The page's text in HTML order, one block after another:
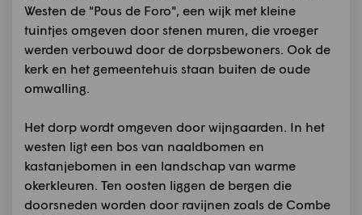
Westen de "Pous de Foro", een wijk met kleine
tuintjes omgeven door stenen muren, die vroeger
werden verbouwd door de dorpsbewoners. Ook de
kerk en het gemeentehuis staan buiten de oude
omwalling.
Het dorp wordt omgeven door wijngaarden. In het
westen ligt een bos van naaldbomen en
kastanjebomen in een landschap van warme
okerkleuren. Ten oosten liggen de bergen die
doorsneden worden door ravijnen zoals de Combe